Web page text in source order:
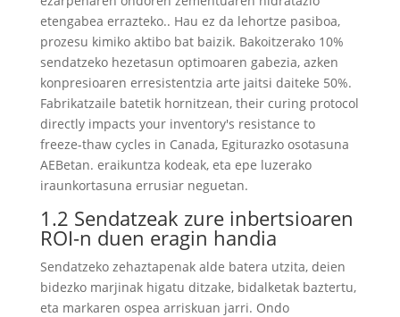
etengabea errazteko.. Hau ez da lehortze pasiboa,
prozesu kimiko aktibo bat baizik. Bakoitzerako 10%
sendatzeko hezetasun optimoaren gabezia, azken
konpresioaren erresistentzia arte jaitsi daiteke 50%.
Fabrikatzaile batetik hornitzean, their curing protocol
directly impacts your inventory's resistance to
freeze-thaw cycles in Canada, Egiturazko osotasuna
AEBetan. eraikuntza kodeak, eta epe luzerako
iraunkortasuna errusiar neguetan.
1.2 Sendatzeak zure inbertsioaren
ROI-n duen eragin handia
Sendatzeko zehaztapenak alde batera utzita, deien
bidezko marjinak higatu ditzake, bidalketak baztertu,
eta markaren ospea arriskuan jarri. Ondo